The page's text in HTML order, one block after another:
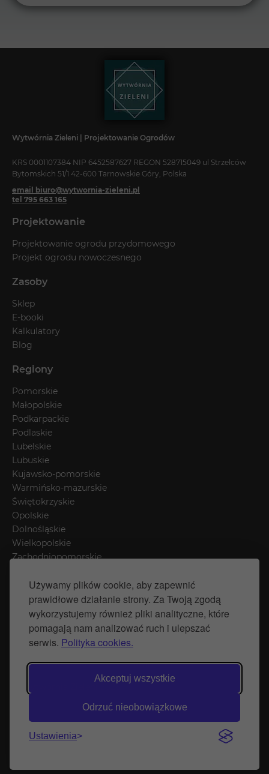
Używamy plików cookie, aby zapewnić
prawidłowe działanie strony. Za Twoją zgodą
wykorzystujemy również pliki analityczne, które
pomagają nam analizować ruch i ulepszać
serwis. Polityka cookies.
Akceptuj wszystkie
Odrzuć nieobowiązkowe
Ustawienia
Wytwórnia Zieleni | Projektowanie Ogrodów
KRS 0001107384 NIP 6452587627 REGON 528715049 ul Strzelców
Bytomskich 51/1 42-600 Tarnowskie Góry, Polska
email biuro@wytwornia-zieleni.pl
tel 795 663 165
Projektowanie
Projektowanie ogrodu przydomowego
Projekt ogrodu nowoczesnego
Zasoby
Sklep
E-booki
Kalkulatory
Blog
Regiony
Pomorskie
Małopolskie
Podkarpackie
Podlaskie
Lubelskie
Lubuskie
Kujawsko-pomorskie
Warmińsko-mazurskie
Świętokrzyskie
Opolskie
Dolnośląskie
Wielkopolskie
Zachodniopomorskie
Mazowieckie
Śląskie
© Wytwórnia Zieleni 2026
Polityka prywatności
Polityka Cookies
Strona stworzona przez Naprawimyfirme.pl